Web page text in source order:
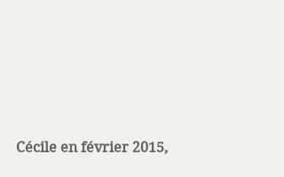
Cécile en février 2015,